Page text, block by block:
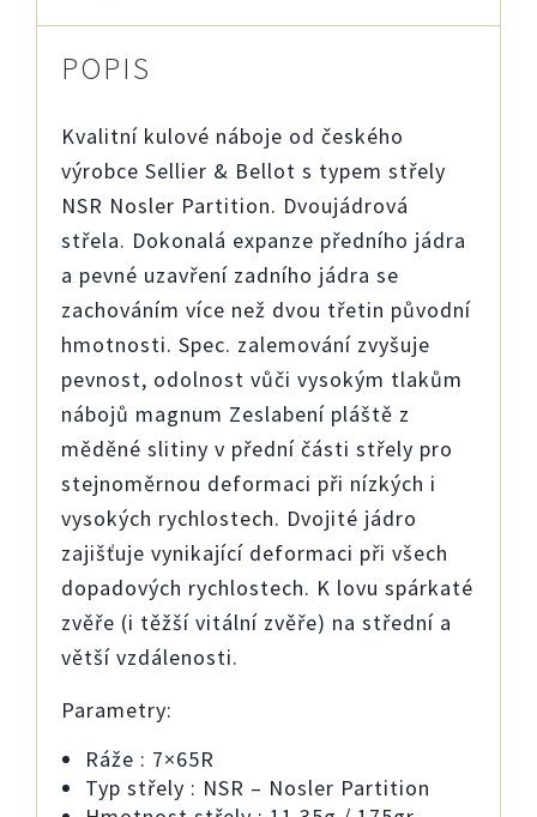
POPIS
Kvalitní kulové náboje od českého
výrobce Sellier & Bellot s typem střely
NSR Nosler Partition. Dvoujádrová
střela. Dokonalá expanze předního jádra
a pevné uzavření zadního jádra se
zachováním více než dvou třetin původní
hmotnosti. Spec. zalemování zvyšuje
pevnost, odolnost vůči vysokým tlakům
nábojů magnum Zeslabení pláště z
měděné slitiny v přední části střely pro
stejnoměrnou deformaci při nízkých i
vysokých rychlostech. Dvojité jádro
zajišťuje vynikající deformaci při všech
dopadových rychlostech. K lovu spárkaté
zvěře (i těžší vitální zvěře) na střední a
větší vzdálenosti.
Parametry:
Ráže : 7×65R
Typ střely : NSR – Nosler Partition